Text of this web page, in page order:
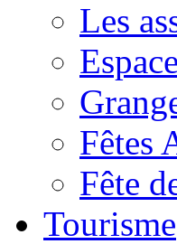
Les
Fêtes
Fête
Tourisme